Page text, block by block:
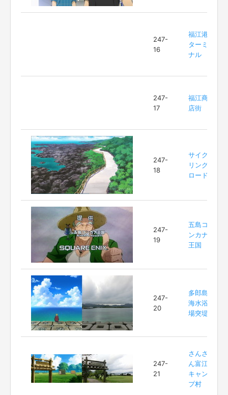
247-
16
福江港
ターミ
ナル
247-
17
福江商
店街
247-
18
サイク
リング
ロード
247-
19
五島コ
ンカナ
王国
247-
20
多郎島
海水浴
場突堤
247-
21
さんさ
ん富江
キャン
プ村